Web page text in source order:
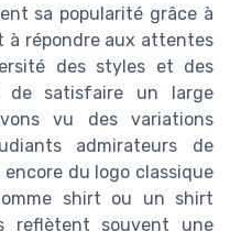
sa popularité grâce à
à répondre aux attentes
des styles et des
de satisfaire un large
vu des variations
admirateurs de
du logo classique
shirt ou un shirt
reflètent souvent une